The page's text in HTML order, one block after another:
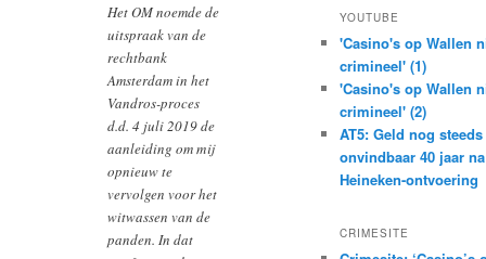
Het OM noemde de
uitspraak van de
rechtbank
Amsterdam in het
Vandros-proces
d.d. 4 juli 2019 de
aanleiding om mij
opnieuw te
vervolgen voor het
witwassen van de
panden. In dat
YOUTUBE
'Casino's op Wallen
crimineel' (1)
'Casino's op Wallen
crimineel' (2)
AT5: Geld nog steeds
onvindbaar 40 jaar
Heineken-ontvoering
CRIMESITE